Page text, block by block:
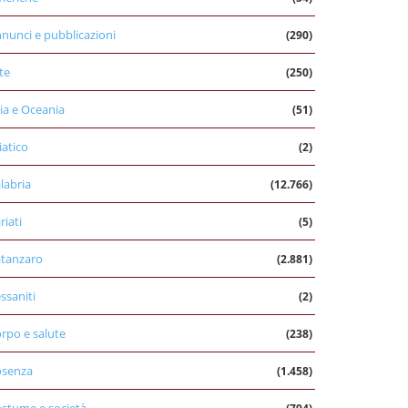
e pubblicazioni (290)
(250)
e Oceania (51)
(2)
(12.766)
(5)
(2.881)
(2)
e salute (238)
(1.458)